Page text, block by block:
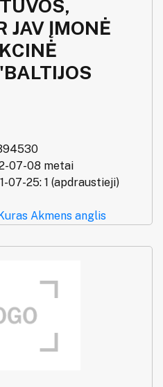
JAV ĮMONĖ
07-08 metai
07-25: 1 (apdraustieji)
Kuras Akmens anglis